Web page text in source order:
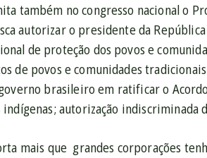
também no congresso nacional o
autorizar o presidente da
de proteção dos povos e
de povos e comunidades
brasileiro em ratificar o
autorização indiscriminada
mais que grandes corporações